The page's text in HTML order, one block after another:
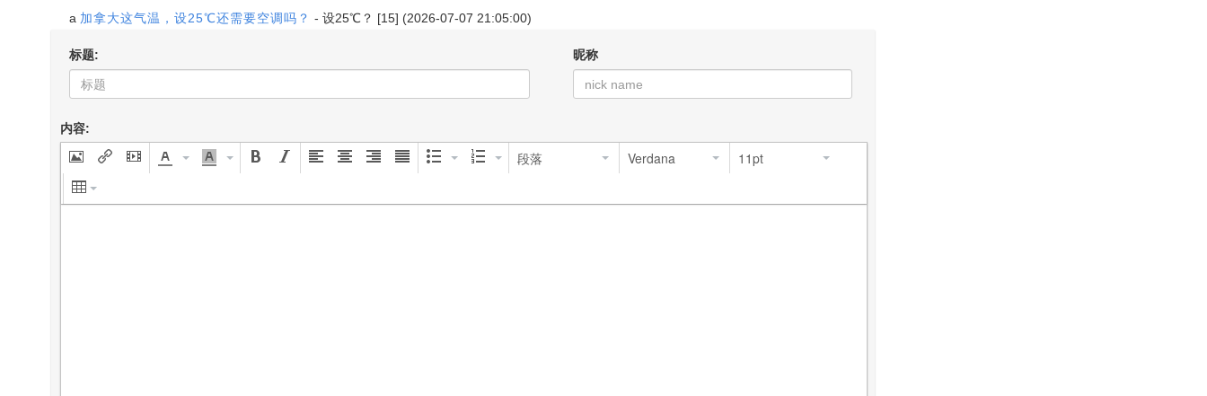
a 加拿大这气温，设25℃还需要空调吗？ - 设25℃？ [15] (2026-07-07 21:05:00)
标题: 昵称
内容:
段落 Verdana 11pt